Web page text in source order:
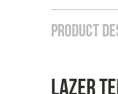
Product
Lazer